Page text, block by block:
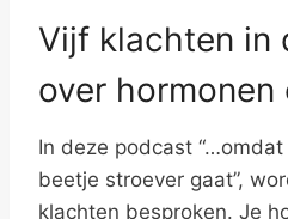
Vijf klachten in
over hormonen
In deze podcast
beetje stroever gaat”,
klachten besproken. Je